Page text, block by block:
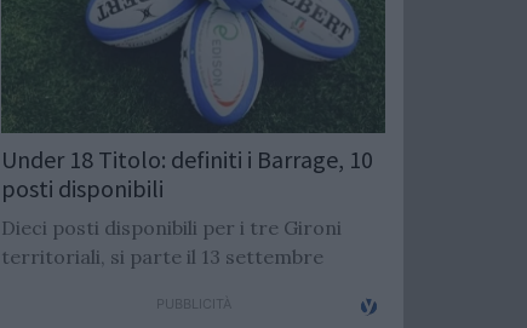
Under 18 Titolo: definiti i Barrage, 10
posti disponibili
Dieci posti disponibili per i tre Gironi
territoriali, si parte il 13 settembre